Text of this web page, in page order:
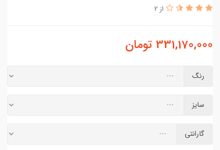
از 2
331,170,000 تومان
رنگ
سایز
گارانتی